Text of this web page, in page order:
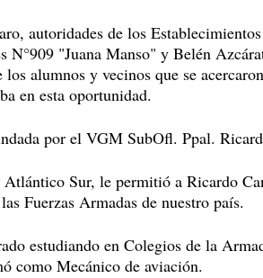
autoridades de los Establecimientos
N°909 "Juana Manso" y Belén
alumnos y vecinos que se
en esta oportunidad.
por el VGM SubOfl. Ppal.
Sur, le permitió a Ricardo
Fuerzas Armadas de nuestro país.
estudiando en Colegios de la
como Mecánico de aviación.